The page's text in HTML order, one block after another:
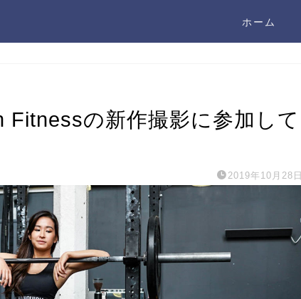
ホーム
Fitnessの新作撮影に参加して
2019年10月28日